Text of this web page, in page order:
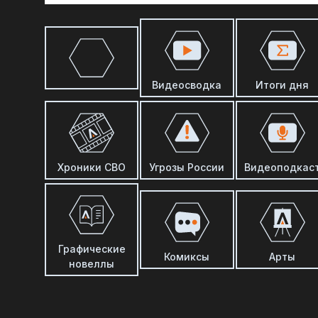
Видеосводка Итоги дня
Хроники СВО Угрозы России
Графические
новеллы
Комиксы Арты